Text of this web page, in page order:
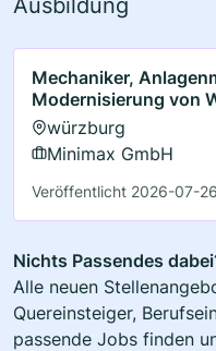
Ausbildung
Mechaniker,
Modernisierung von
würzburg
Minimax GmbH
Veröffentlicht 2026-07-26
Nichts Passendes
Alle neuen
Quereinsteiger,
passende Jobs finden